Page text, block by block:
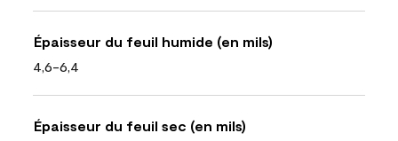
Épaisseur du feuil humide (en mils)
4,6-6,4
Épaisseur du feuil sec (en mils)